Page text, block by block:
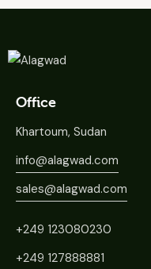
Office
Khartoum, Sudan
info@alagwad.com
sales@alagwad.com
+249 123080230
+249 127888881